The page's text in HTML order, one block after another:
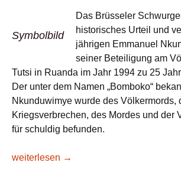
Symbolbild
Das Brüsseler
historisches Urteil und
jährigen Emmanuel
seiner Beteiligung am
Tutsi in Ruanda im Jahr 1994 zu 25
Der unter dem Namen „Bomboko“
Nkunduwimye wurde des Völkermords,
Kriegsverbrechen, des Mordes und der
für schuldig befunden.
Historisches Urteil in Brüssel:
weiterlesen →